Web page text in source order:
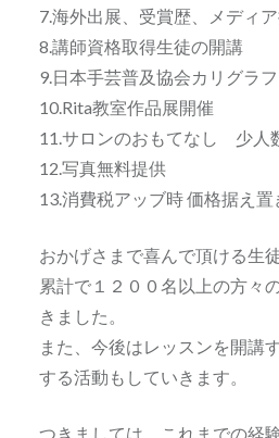
7.海外出展、受賞歴、メディ
8.講師資格取得生徒の開講
9.日本手芸普及協会カリグラ
10.Rita教室作品展開催
11.サロンのおもてなし 少人
12.写真無料提供
13.消費税アッブ時 価格据え置
おかげさまで喜んで頂ける生
累計で１２００名以上の方々
きました。
また、今後はレッスンを開講
する活動もしていきます。
つきましては、これまでの経